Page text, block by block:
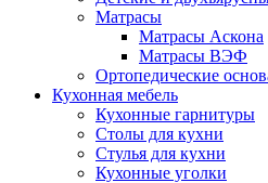
Матрасы
Матрасы Аскона
Матрасы ВЭФ
Ортопедические
Кухонная мебель
Кухонные гарнитуры
Столы для кухни
Стулья для кухни
Кухонные уголки